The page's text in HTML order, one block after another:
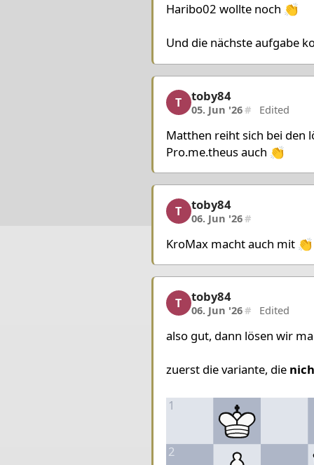
Haribo02 wollte noch 👏
Und die nächste aufgabe
toby84, 10/12, 05. Jun '26
T toby84
05. Jun '26# Edited
Matthen reiht sich bei den
Pro.me.theus auch 👏
toby84, 11/12, 06. Jun '26
T toby84
06. Jun '26#
KroMax macht auch mit 👏
toby84, 12/12, 06. Jun '26
T toby84
06. Jun '26# Edited
also gut, dann lösen wir
zuerst die variante, die
1
2